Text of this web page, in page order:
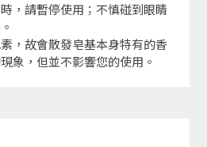
，請暫停使用；不慎碰到眼睛
，故會散發皂基本身特有的香
象，但並不影響您的使用。